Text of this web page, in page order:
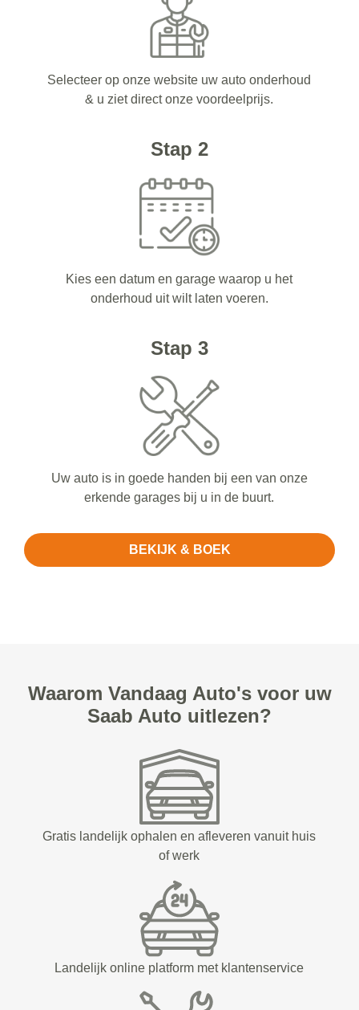
Selecteer op onze website uw auto onderhoud
& u ziet direct onze voordeelprijs.
Stap 2
Kies een datum en garage waarop u het
onderhoud uit wilt laten voeren.
Stap 3
Uw auto is in goede handen bij een van onze
erkende garages bij u in de buurt.
BEKIJK & BOEK
Waarom Vandaag Auto's voor uw
Saab Auto uitlezen?
Gratis landelijk ophalen en afleveren vanuit huis
of werk
Landelijk online platform met klantenservice